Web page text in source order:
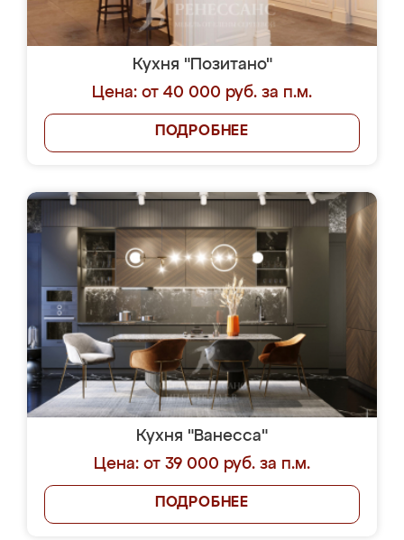
Кухня "Позитано"
Цена: от 40 000 руб. за п.м.
ПОДРОБНЕЕ
Кухня "Ванесса"
Цена: от 39 000 руб. за п.м.
ПОДРОБНЕЕ